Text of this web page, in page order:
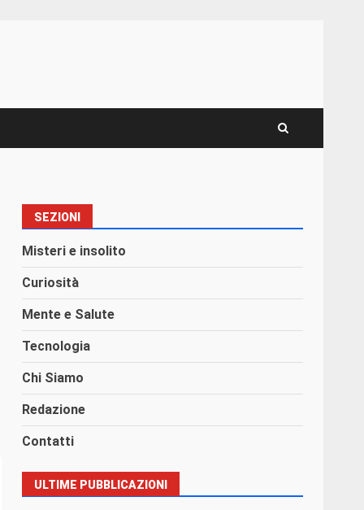
SEZIONI
Misteri e insolito
Curiosità
Mente e Salute
Tecnologia
Chi Siamo
Redazione
Contatti
ULTIME PUBBLICAZIONI